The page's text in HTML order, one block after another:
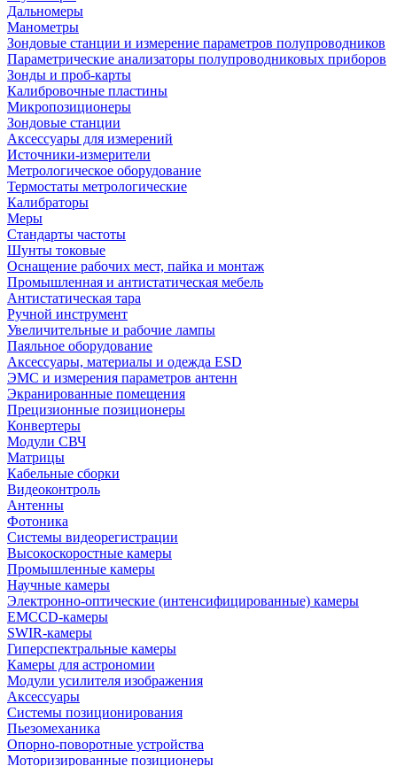
Дальномеры
Манометры
Зондовые станции и измерение параметров полупроводников
Параметрические анализаторы полупроводниковых приборов
Зонды и проб-карты
Калибровочные пластины
Микропозиционеры
Зондовые станции
Аксессуары для измерений
Источники-измерители
Метрологическое оборудование
Термостаты метрологические
Калибраторы
Меры
Стандарты частоты
Шунты токовые
Оснащение рабочих мест, пайка и монтаж
Промышленная и антистатическая мебель
Антистатическая тара
Ручной инструмент
Увеличительные и рабочие лампы
Паяльное оборудование
Аксессуары, материалы и одежда ESD
ЭМС и измерения параметров антенн
Экранированные помещения
Прецизионные позиционеры
Конвертеры
Модули СВЧ
Матрицы
Кабельные сборки
Видеоконтроль
Антенны
Фотоника
Cистемы видеорегистрации
Высокоскоростные камеры
Промышленные камеры
Научные камеры
Электронно-оптические (интенсифицированные) камеры
EMCCD-камеры
SWIR-камеры
Гиперспектральные камеры
Камеры для астрономии
Модули усилителя изображения
Аксессуары
Системы позиционирования
Пьезомеханика
Опорно-поворотные устройства
Моторизированные позиционеры